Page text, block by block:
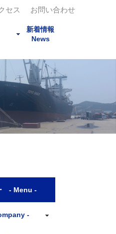
お問い合わせ
セス
新着情報
News
ニュースリリース
コラム
- Menu -
-